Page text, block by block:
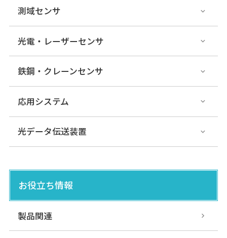
測域センサ
光電・レーザーセンサ
鉄鋼・クレーンセンサ
応用システム
光データ伝送装置
お役立ち情報
製品関連